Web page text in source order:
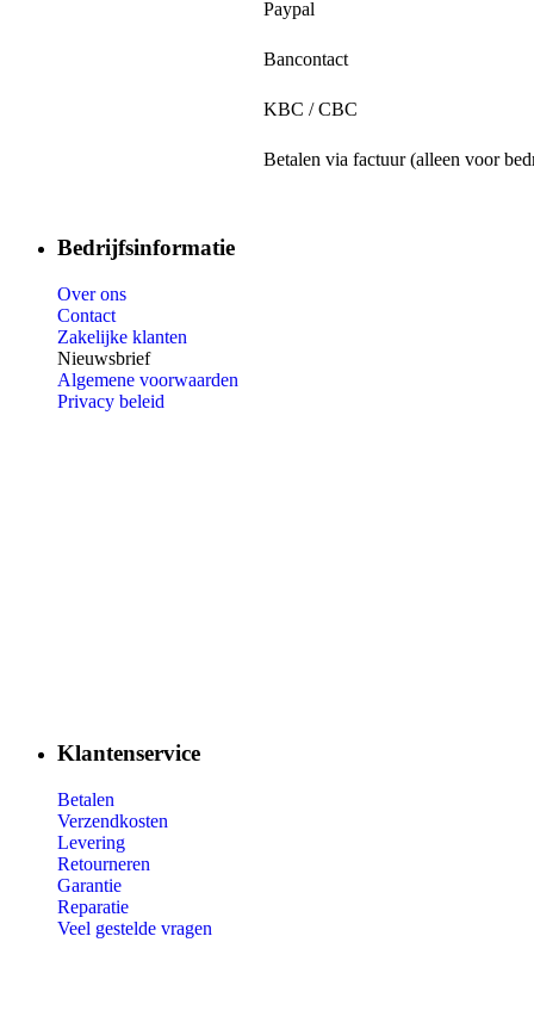
Paypal
Bancontact
KBC / CBC
Betalen via factuur (alleen voor
Bedrijfsinformatie
Over ons
Contact
Zakelijke klanten
Nieuwsbrief
Algemene voorwaarden
Privacy beleid
Klantenservice
Betalen
Verzendkosten
Levering
Retourneren
Garantie
Reparatie
Veel gestelde vragen